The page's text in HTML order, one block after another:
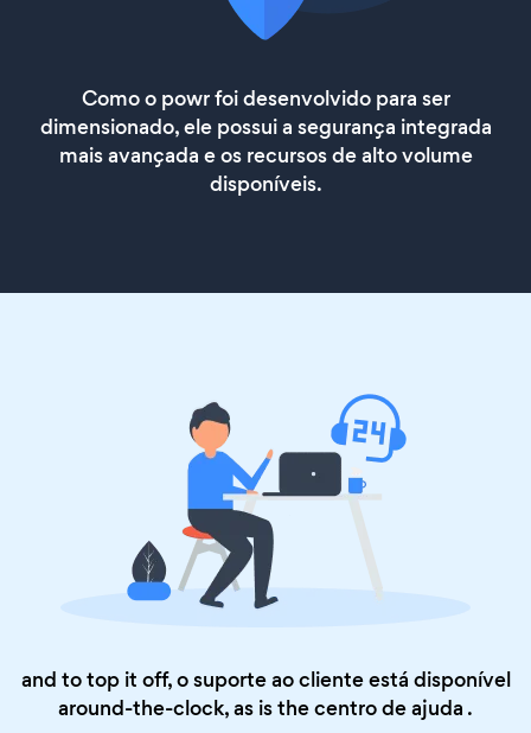
Como o powr foi desenvolvido para ser
dimensionado, ele possui a segurança integrada
mais avançada e os recursos de alto volume
disponíveis.
and to top it off, o suporte ao cliente está disponível
around-the-clock, as is thecentro de ajuda .